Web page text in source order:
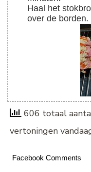
Haal het stokbrood uit de oven en verdeel
over de borden.
606 totaal
vertoningen
Facebook Comments